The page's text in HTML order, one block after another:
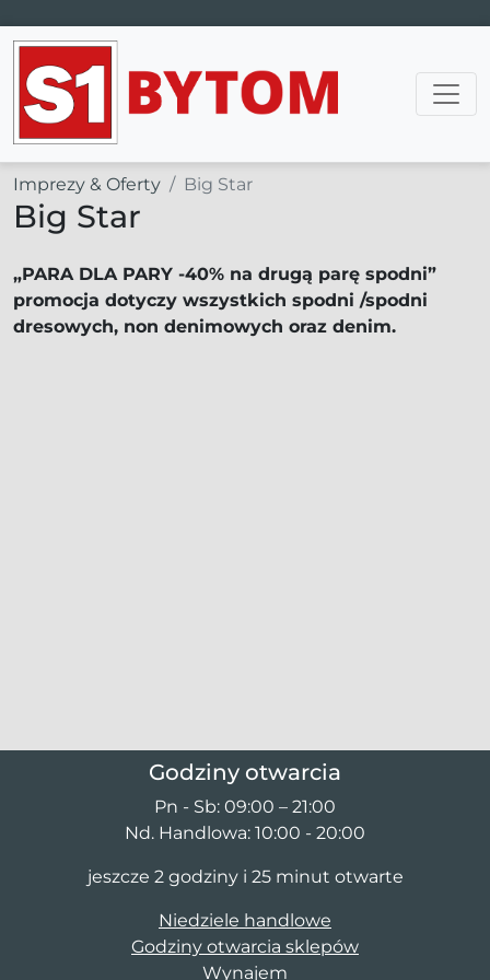
Main Navigation
Imprezy & Oferty Big Star
Big Star
„PARA DLA PARY -40% na drugą parę spodni”
promocja dotyczy wszystkich spodni /spodni
dresowych, non denimowych oraz denim.
Godziny otwarcia
Pn - Sb: 09:00 – 21:00
Nd. Handlowa: 10:00 - 20:00
jeszcze 2 godziny i 25 minut otwarte
Niedziele handlowe
Godziny otwarcia sklepów
Wynajem